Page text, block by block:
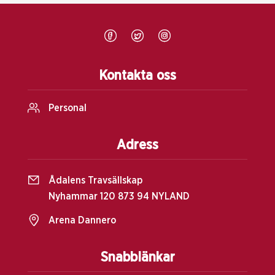
Snabblänkar
Kontakta oss
Personal
Adress
Ådalens Travsällskap
Nyhammar 120 873 94 NYLAND
Arena Dannero